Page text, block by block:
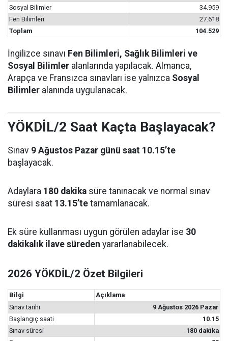
Sosyal Bilimler
34.959
Fen Bilimleri
27.618
Toplam
104.529
İngilizce sınavı Fen Bilimleri, Sağlık Bilimleri ve
Sosyal Bilimler alanlarında yapılacak. Almanca,
Arapça ve Fransızca sınavları ise yalnızca Sosyal
Bilimler alanında uygulanacak.
YÖKDİL/2 Saat Kaçta Başlayacak?
Sınav 9 Ağustos Pazar günü saat 10.15’te
başlayacak.
Adaylara 180 dakika süre tanınacak ve normal sınav
süresi saat 13.15’te tamamlanacak.
Ek süre kullanması uygun görülen adaylar ise 30
dakikalık ilave süreden yararlanabilecek.
2026 YÖKDİL/2 Özet Bilgileri
Bilgi
Açıklama
Sınav tarihi
9 Ağustos 2026 Pazar
Başlangıç saati
10.15
Sınav süresi
180 dakika